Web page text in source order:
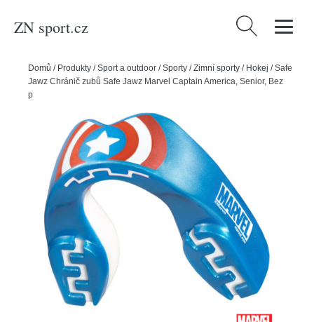
ZN sport.cz Vyhledávání
Domů / Produkty /Sport a outdoor /Sporty /Zimní sporty / Hokej /Safe
Jawz Chránič zubů Safe Jawz Marvel Captain America, Senior, Bez
příchuti